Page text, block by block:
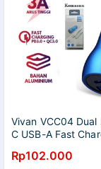
Vivan VCC04 Dual
C USB-A Fast
Rp102.000